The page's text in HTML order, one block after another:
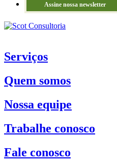
Assine nossa newsletter
Serviços
Quem somos
Nossa equipe
Trabalhe conosco
Fale conosco